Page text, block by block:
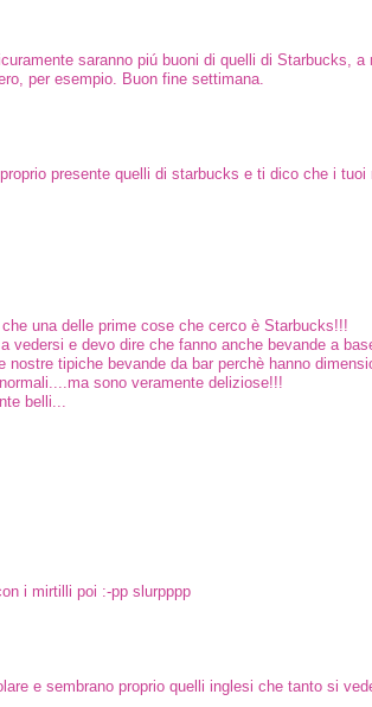
saranno piú buoni di quelli di Starbucks, a
per esempio. Buon fine settimana.
presente quelli di starbucks e ti dico che i
una delle prime cose che cerco è Starbucks!!!
vedersi e devo dire che fanno anche bevande a
tipiche bevande da bar perchè hanno
sono veramente deliziose!!!
belli...
i mirtilli poi :-pp slurpppp
e sembrano proprio quelli inglesi che tanto si